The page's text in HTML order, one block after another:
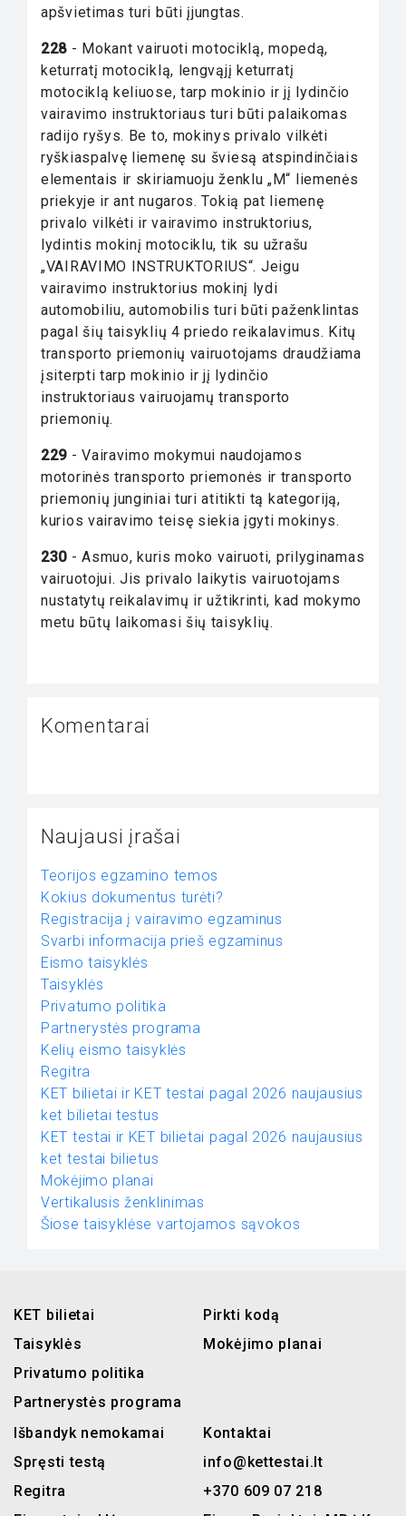
apšvietimas turi būti įjungtas.
228 - Mokant vairuoti motociklą, mopedą,
keturratį motociklą, lengvąjį keturratį
motociklą keliuose, tarp mokinio ir jį lydinčio
vairavimo instruktoriaus turi būti palaikomas
radijo ryšys. Be to, mokinys privalo vilkėti
ryškiaspalvę liemenę su šviesą atspindinčiais
elementais ir skiriamuoju ženklu „M“ liemenės
priekyje ir ant nugaros. Tokią pat liemenę
privalo vilkėti ir vairavimo instruktorius,
lydintis mokinį motociklu, tik su užrašu
„VAIRAVIMO INSTRUKTORIUS“. Jeigu
vairavimo instruktorius mokinį lydi
automobiliu, automobilis turi būti paženklintas
pagal šių taisyklių 4 priedo reikalavimus. Kitų
transporto priemonių vairuotojams draudžiama
įsiterpti tarp mokinio ir jį lydinčio
instruktoriaus vairuojamų transporto
priemonių.
229 - Vairavimo mokymui naudojamos
motorinės transporto priemonės ir transporto
priemonių junginiai turi atitikti tą kategoriją,
kurios vairavimo teisę siekia įgyti mokinys.
230 - Asmuo, kuris moko vairuoti, prilyginamas
vairuotojui. Jis privalo laikytis vairuotojams
nustatytų reikalavimų ir užtikrinti, kad mokymo
metu būtų laikomasi šių taisyklių.
Komentarai
Naujausi įrašai
Teorijos egzamino temos
Kokius dokumentus turėti?
Registracija į vairavimo egzaminus
Svarbi informacija prieš egzaminus
Eismo taisyklės
Taisyklės
Privatumo politika
Partnerystės programa
Kelių eismo taisyklės
Regitra
KET bilietai ir KET testai pagal 2026 naujausius
ket bilietai testus
KET testai ir KET bilietai pagal 2026 naujausius
ket testai bilietus
Mokėjimo planai
Vertikalusis ženklinimas
Šiose taisyklėse vartojamos sąvokos
KET bilietai
Taisyklės
Privatumo politika
Partnerystės programa
Pirkti kodą
Mokėjimo planai
Išbandyk nemokamai
Spręsti testą
Regitra
Kontaktai
info@kettestai.lt
+370 609 07 218